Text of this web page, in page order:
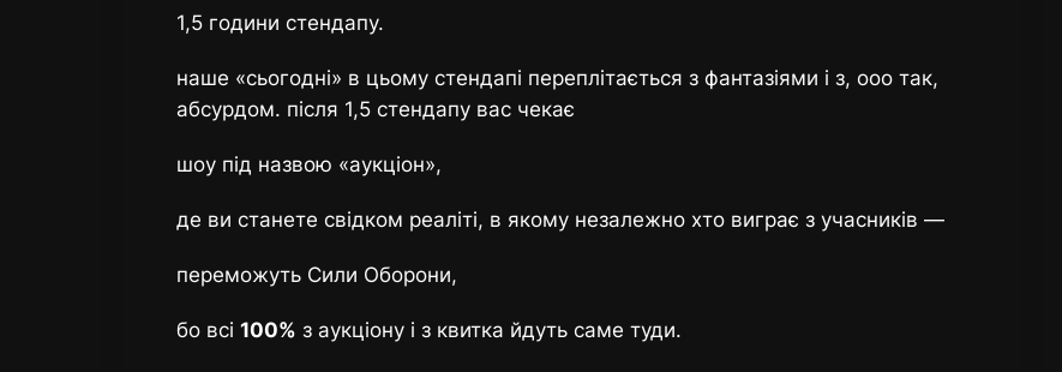
1,5 години стендапу.
наше «сьогодні» в цьому стендапі переплітається з фантазіями і з, ооо так,
абсурдом. після 1,5 стендапу вас чекає
шоу під назвою «аукціон»,
де ви станете свідком реаліті, в якому незалежно хто виграє з учасників —
переможуть Сили Оборони,
бо всі 100% з аукціону і з квитка йдуть саме туди.